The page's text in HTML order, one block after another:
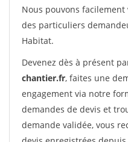
Nous pouvons
des particuliers
Habitat.
Devenez dès à présent
chantier.fr, faites une
engagement via notre
demandes de devis et
demande validée, vous